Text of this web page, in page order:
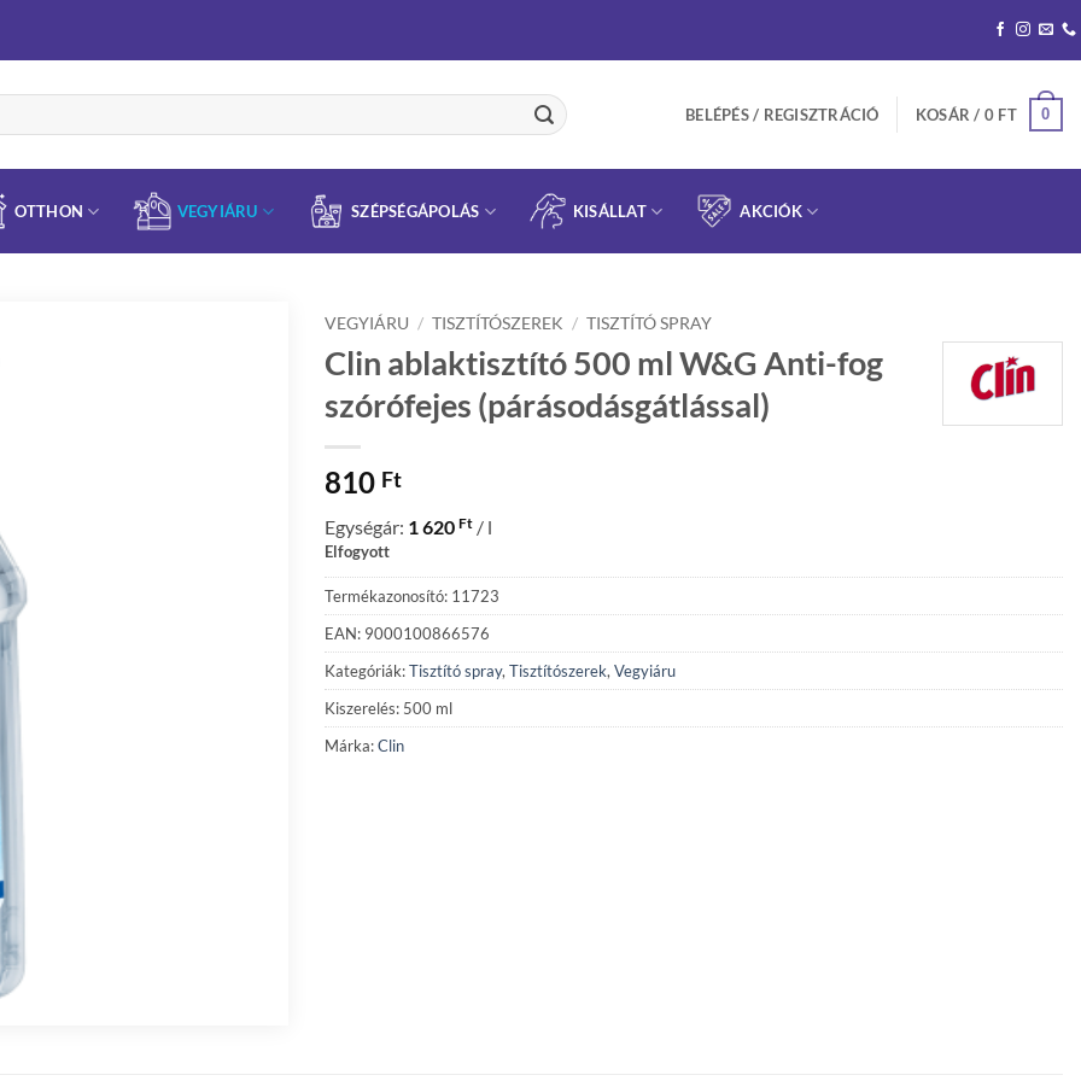
BELÉPÉS / REGISZTRÁCIÓ KOSÁR / 0 FT 0
OTTHON VEGYIÁRU SZÉPSÉGÁPOLÁS KISÁLLAT AKCIÓK
VEGYIÁRU / TISZTÍTÓSZEREK / TISZTÍTÓ SPRAY
Clin ablaktisztító 500 ml W&G Anti-fog
szórófejes (párásodásgátlással)
810 Ft
Egységár: 1 620 Ft / l
Elfogyott
Termékazonosító: 11723
EAN: 9000100866576
Kategóriák:Tisztító spray, Tisztítószerek, Vegyiáru
Kiszerelés: 500 ml
Márka:Clin